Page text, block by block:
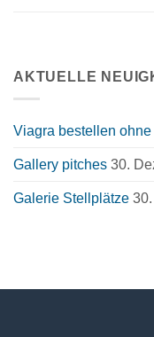
AKTUELLE
Viagra bestellen ohne
Gallery pitches 30.
Galerie Stellplätze